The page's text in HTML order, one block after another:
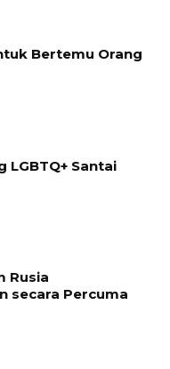
Bertemu Orang
LGBTQ+ Santai
Rusia
secara Percuma